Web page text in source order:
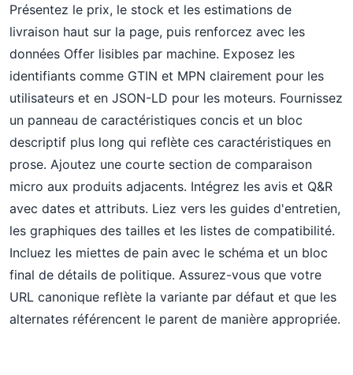
Présentez le prix, le stock et les estimations de
livraison haut sur la page, puis renforcez avec les
données Offer lisibles par machine. Exposez les
identifiants comme GTIN et MPN clairement pour les
utilisateurs et en JSON-LD pour les moteurs. Fournissez
un panneau de caractéristiques concis et un bloc
descriptif plus long qui reflète ces caractéristiques en
prose. Ajoutez une courte section de comparaison
micro aux produits adjacents. Intégrez les avis et Q&R
avec dates et attributs. Liez vers les guides d'entretien,
les graphiques des tailles et les listes de compatibilité.
Incluez les miettes de pain avec le schéma et un bloc
final de détails de politique. Assurez-vous que votre
URL canonique reflète la variante par défaut et que les
alternates référencent le parent de manière appropriée.